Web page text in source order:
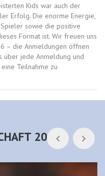
Kids war auch der
Erfolg. Die enorme Energie,
sowie die positive
Format ist. Wir freuen uns
– die Anmeldungen öffnen
über jede Anmeldung und
Teilnahme zu
2025